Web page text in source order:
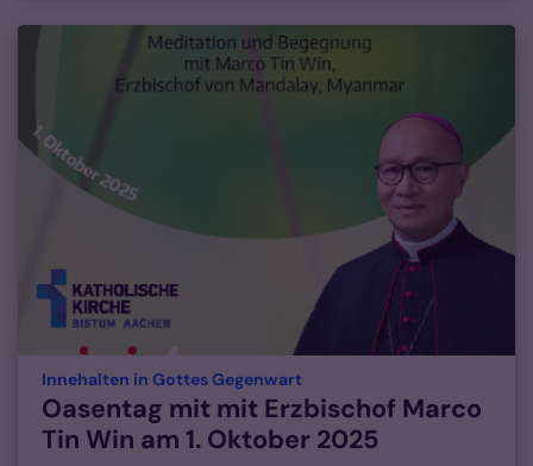
Innehalten in Gottes Gegenwart:
Oasentag mit mit Erzbischof Marco
Tin Win am 1. Oktober 2025